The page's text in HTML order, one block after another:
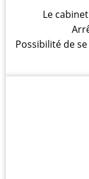
Le
Possibilité de